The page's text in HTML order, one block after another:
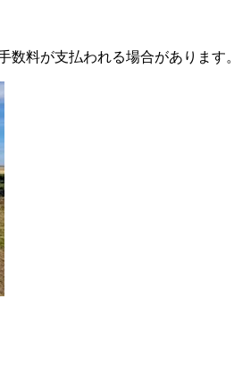
料が支払われる場合があります。